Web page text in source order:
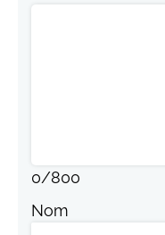
0/800
Nom